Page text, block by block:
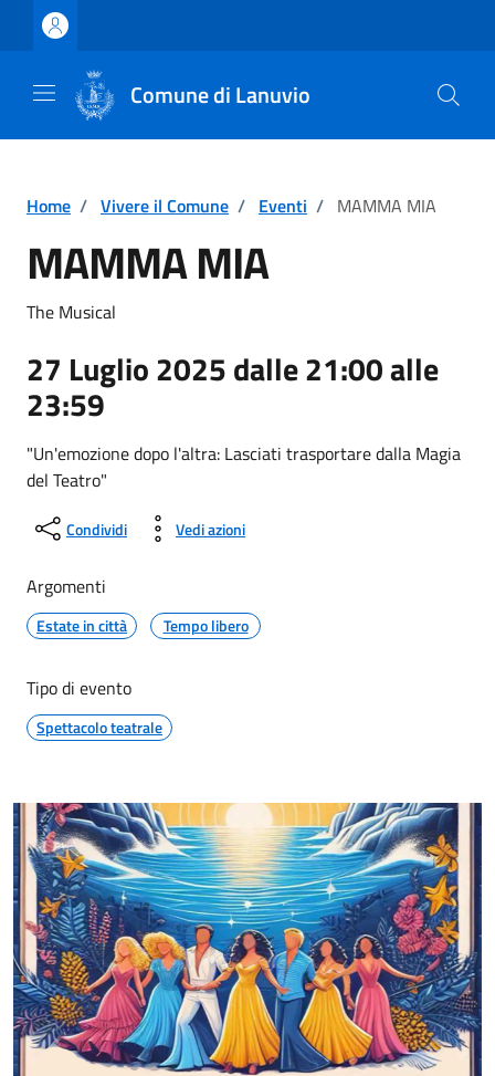
Vai ai contenuti
Vai al footer
Comune di Lanuvio
Home / Vivere il Comune / Eventi / MAMMA MIA
MAMMA MIA
The Musical
27 Luglio 2025 dalle 21:00 alle
23:59
"Un'emozione dopo l'altra: Lasciati trasportare dalla Magia
del Teatro"
Condividi Vedi azioni
Argomenti
Estate in città Tempo libero
Tipo di evento
Spettacolo teatrale